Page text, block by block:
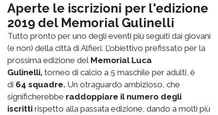
Aperte le iscrizioni per l'edizione
2019 del Memorial Gulinelli
Tutto pronto per uno degli eventi più seguiti dai giovani
(e non) della città di Alfieri. L’obiettivo prefissato per la
prossima edizione del Memorial Luca
Gulinelli, torneo di calcio a 5 maschile per adulti, è
di 64 squadre. Un otraguardo ambizioso, che
significherebbe raddoppiare il numero degli
iscritti rispetto alla passata edizione, dando a molti più